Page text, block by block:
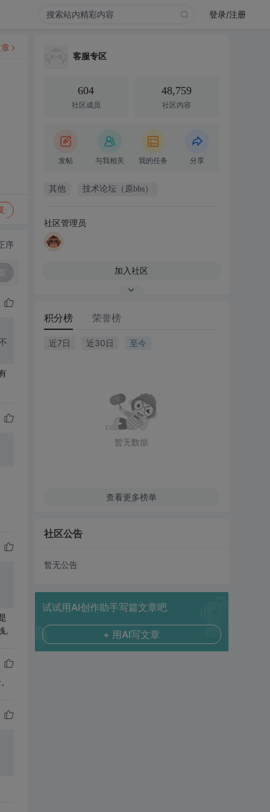
登录/注册
序
客服专区
604
社区成员
48,759
社区内容
发帖 与我相关 我的任务 分享
其他 技术论坛（原bbs）
社区管理员
加入社区
积分榜 荣誉榜
近7日 近30日 至今
暂无数据
查看更多榜单
社区公告
暂无公告
试试用AI创作助手写篇文章吧
+ 用AI写文章